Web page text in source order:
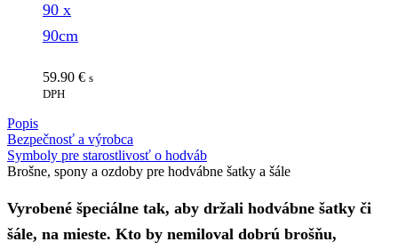
90 x
90cm
59.90 € s
DPH
Popis
Bezpečnosť a výrobca
Symboly pre starostlivosť o hodváb
Brošne, spony a ozdoby pre hodvábne šatky a šále
Vyrobené špeciálne tak, aby držali hodvábne šatky či
šále, na mieste. Kto by nemiloval dobrú brošňu,